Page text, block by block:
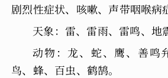
剧烈性症状、咳嗽、声带咽喉病
天象：雷、雷雨、雷鸣、地
动物：龙、蛇、鹰、善鸣
鸟、蜂、百虫、鹤鹄。